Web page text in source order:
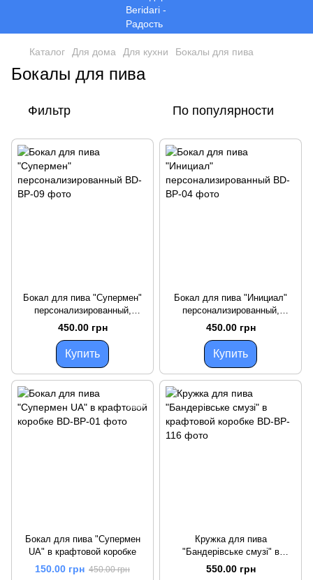
Каталог Для дома Для кухни Бокалы для пива
Бокалы для пива
Фильтр По популярности
Бокал для пива "Супермен"
персонализированный,
Крафтовая коробка
450.00 грн
Купить
Бокал для пива "Инициал"
персонализированный,
Крафтовая коробка
450.00 грн
Купить
Бокал для пива "Супермен
UA" в крафтовой коробке
150.00 грн 450.00 грн
Кружка для пива
"Бандерівське смузі" в
крафтовой коробке
550.00 грн